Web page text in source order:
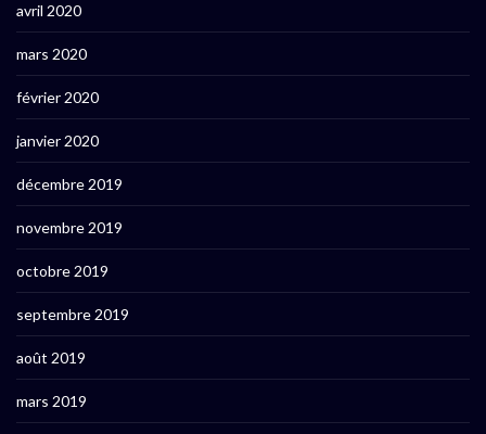
avril 2020
mars 2020
février 2020
janvier 2020
décembre 2019
novembre 2019
octobre 2019
septembre 2019
août 2019
mars 2019